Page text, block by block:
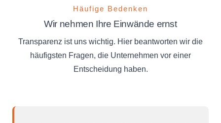
Häufige Bedenken
Wir nehmen Ihre Einwände ernst
Transparenz ist uns wichtig. Hier beantworten wir die
häufigsten Fragen, die Unternehmen vor einer
Entscheidung haben.